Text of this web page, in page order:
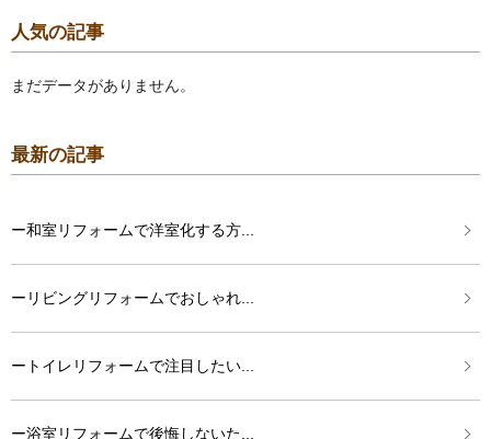
人気の記事
まだデータがありません。
最新の記事
ー和室リフォームで洋室化する方...
ーリビングリフォームでおしゃれ...
ートイレリフォームで注目したい...
ー浴室リフォームで後悔しないた...